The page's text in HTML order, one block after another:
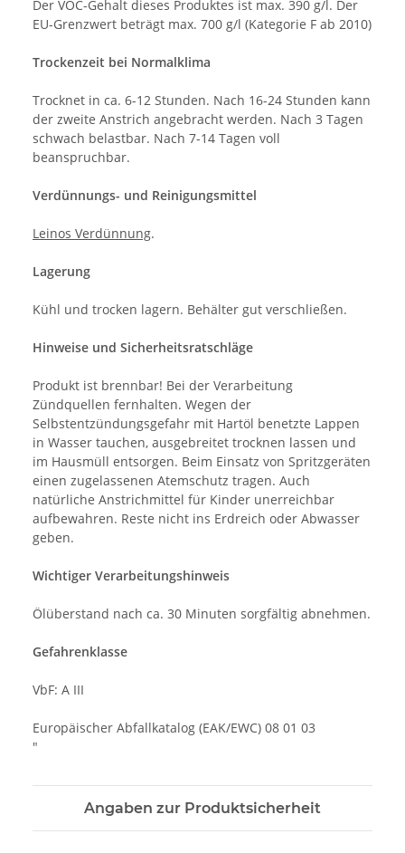
Der VOC-Gehalt dieses Produktes ist max. 390 g/l. Der
EU-Grenzwert beträgt max. 700 g/l (Kategorie F ab 2010)
Trockenzeit bei Normalklima
Trocknet in ca. 6-12 Stunden. Nach 16-24 Stunden kann
der zweite Anstrich angebracht werden. Nach 3 Tagen
schwach belastbar. Nach 7-14 Tagen voll
beanspruchbar.
Verdünnungs- und Reinigungsmittel
Leinos Verdünnung.
Lagerung
Kühl und trocken lagern. Behälter gut verschließen.
Hinweise und Sicherheitsratschläge
Produkt ist brennbar! Bei der Verarbeitung
Zündquellen fernhalten. Wegen der
Selbstentzündungsgefahr mit Hartöl benetzte Lappen
in Wasser tauchen, ausgebreitet trocknen lassen und
im Hausmüll entsorgen. Beim Einsatz von Spritzgeräten
einen zugelassenen Atemschutz tragen. Auch
natürliche Anstrichmittel für Kinder unerreichbar
aufbewahren. Reste nicht ins Erdreich oder Abwasser
geben.
Wichtiger Verarbeitungshinweis
Ölüberstand nach ca. 30 Minuten sorgfältig abnehmen.
Gefahrenklasse
VbF: A III
Europäischer Abfallkatalog (EAK/EWC) 08 01 03
"
Angaben zur Produktsicherheit